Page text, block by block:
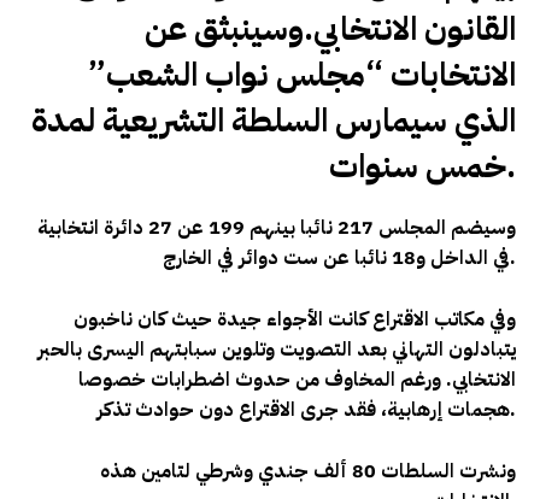
القانون الانتخابي.وسينبثق عن
الانتخابات “مجلس نواب الشعب”
الذي سيمارس السلطة التشريعية لمدة
خمس سنوات.
وسيضم المجلس 217 نائبا بينهم 199 عن 27 دائرة انتخابية
في الداخل و18 نائبا عن ست دوائر في الخارج.
وفي مكاتب الاقتراع كانت الأجواء جيدة حيث كان ناخبون
يتبادلون التهاني بعد التصويت وتلوين سبابتهم اليسرى بالحبر
الانتخابي. ورغم المخاوف من حدوث اضطرابات خصوصا
هجمات إرهابية، فقد جرى الاقتراع دون حوادث تذكر.
ونشرت السلطات 80 ألف جندي وشرطي لتامين هذه